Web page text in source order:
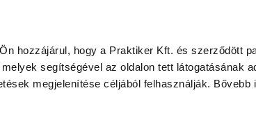
hozzájárul, hogy a Praktiker Kft. és szerződött
segítségével az oldalon tett látogatásának
megjelenítése céljából felhasználják. Bővebb
Szakiajánló Ügyintézés és Információ